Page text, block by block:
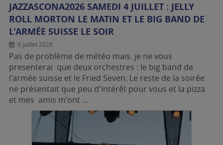
JAZZASCONA2026 SAMEDI 4 JUILLET : JELLY
ROLL MORTON LE MATIN ET LE BIG BAND DE
L'ARMÉE SUISSE LE SOIR
9 juillet 2026
Pas de problème de météo mais je ne vous
presenterai que deux orchestres : le big band de
l'armée suisse et le Fried Seven. Le reste de la soirée
ne présentait que peu d'intérêt pour vous et la pizza
et mes amis m'ont ...